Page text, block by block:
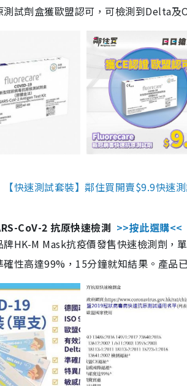
測試劑盒獲歐盟認可，可檢測到Delta
【快速測試套裝】鄰住買開賣$9.9快速
CoV-2 抗原快速檢測 >>按此選購<<
牌HK-M Mask抗疫價發售快速檢測劑
確性高達99%，15分鐘就知結果。產品